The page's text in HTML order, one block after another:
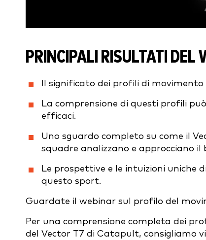
PRINCIPALI RISULTATI DEL
Il significato dei profili di
La comprensione di questi profili
efficaci.
Uno sguardo completo su come il
squadre analizzano e approcciano il
Le prospettive e le intuizioni uniche
questo sport.
Guardate il webinar sul profilo del
Per una comprensione completa dei
del Vector T7 di Catapult, consigliamo